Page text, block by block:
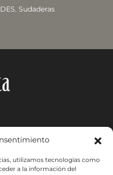
utilizamos tecnologías como
a la información del
, Sudaderas